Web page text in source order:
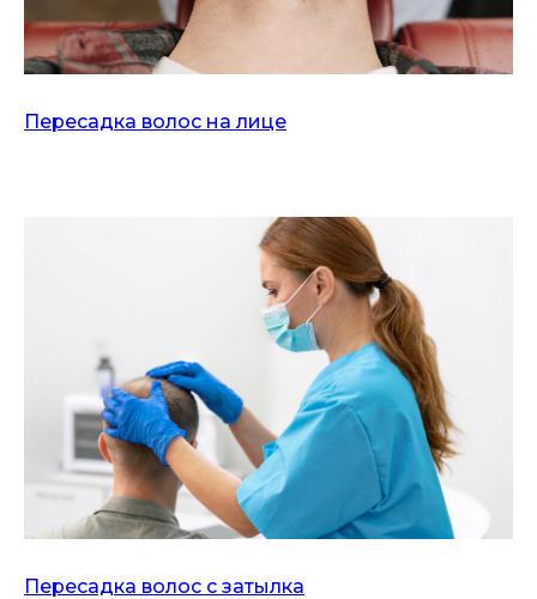
Пересадка волос на лице
Пересадка волос с затылка